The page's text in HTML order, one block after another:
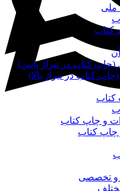
ملی
کتاب
(چاپ کتاب در تیراژ پایین)
کتاب در تیراژ بالا)
کتاب
و چاپ کتاب
چاپ کتاب
و تخصصی